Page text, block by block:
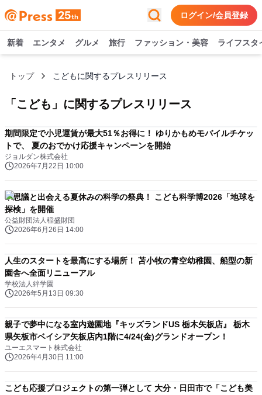
ログイン/会員登録
新着 エンタメ グルメ 旅行 ファッション・美容 ライフスタ
トップ こどもに関するプレスリリース
「 こども 」に関するプレスリリース
期間限定で小児運賃が最大51％お得に！ ゆりかもめモバイルチケッ
トで、 夏のおでかけ応援キャンペーンを開始
ジョルダン株式会社
2026年7月22日 10:00
不思議と出会える夏休みの科学の祭典！ こども科学博2026「地球を
探検」を開催
公益財団法人稲盛財団
2026年6月26日 14:00
人生のスタートを最高にする場所！ 苫小牧の青空幼稚園、船型の新
園舎へ全面リニューアル
学校法人絆学園
2026年5月13日 09:30
親子で夢中になる室内遊園地『キッズランドUS 栃木矢板店』 栃木
県矢板市ベイシア矢板店内1階に4/24(金)グランドオープン！
ユーエスマート株式会社
2026年4月30日 11:00
こども応援プロジェクトの第一弾として 大分・日田市で「こども美